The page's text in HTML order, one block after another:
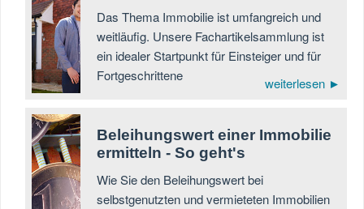
Das Thema Immobilie ist umfangreich und
weitläufig. Unsere Fachartikelsammlung ist
ein idealer Startpunkt für Einsteiger und für
Fortgeschrittene
weiterlesen ►
Beleihungswert einer Immobilie
ermitteln - So geht's
Wie Sie den Beleihungswert bei
selbstgenutzten und vermieteten Immobilien